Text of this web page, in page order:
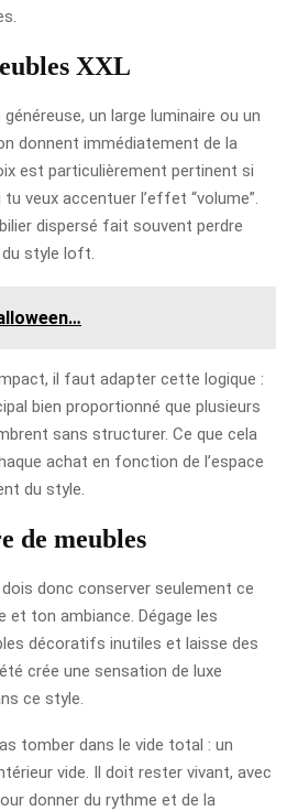
XXL
un large luminaire ou un
donnent immédiatement de la
est particulièrement pertinent si
veux accentuer l’effet “volume”.
dispersé fait souvent perdre
style loft.
il faut adapter cette logique :
bien proportionné que plusieurs
sans structurer. Ce que cela
achat en fonction de l’espace
du style.
de meubles
donc conserver seulement ce
ton ambiance. Dégage les
décoratifs inutiles et laisse des
crée une sensation de luxe
ce style.
tomber dans le vide total : un
vide. Il doit rester vivant, avec
donner du rythme et de la